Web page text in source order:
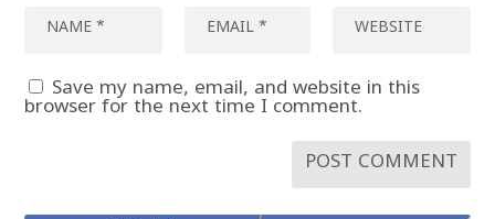
Save my name, email, and website in this
browser for the next time I comment.